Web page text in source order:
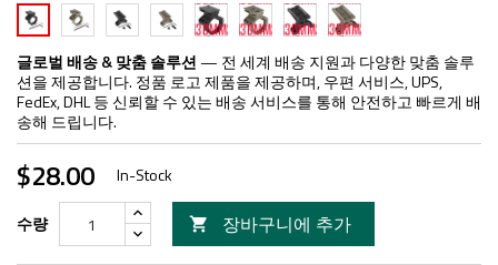
BK
MCIRO
FDE
MICRO
BK
RMR
FDE
RMR
30mm
Black
RMR
Adapter
30mm
FDE
RMR
Adapter
30mm
Black
MICRO
Adapter
30mm
FDE
MICRO
Adapter
글로벌 배송 & 맞춤 솔루션 — 전 세계 배송 지원과 다양한 맞춤 솔루
션을 제공합니다. 정품 로고 제품을 제공하며, 우편 서비스, UPS,
FedEx, DHL 등 신뢰할 수 있는 배송 서비스를 통해 안전하고 빠르게 배
송해 드립니다.
$28.00 In-Stock
수량  장바구니에 추가